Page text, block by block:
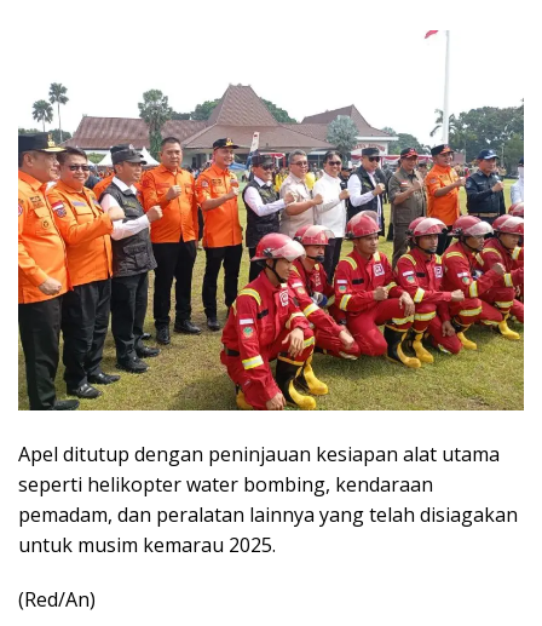
Apel ditutup dengan peninjauan kesiapan alat utama
seperti helikopter water bombing, kendaraan
pemadam, dan peralatan lainnya yang telah disiagakan
untuk musim kemarau 2025.
(Red/An)